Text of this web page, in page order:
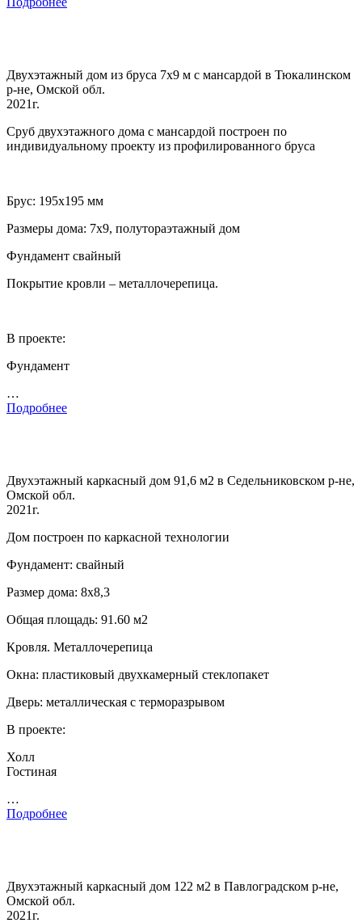
Двухэтажный дом из бруса 7х9 м с мансардой в Тюкалинском
р-не, Омской обл.
2021г.
Сруб двухэтажного дома с мансардой построен по
индивидуальному проекту из профилированного бруса
Брус: 195х195 мм
Размеры дома: 7х9, полутораэтажный дом
Фундамент свайный
Покрытие кровли – металлочерепица.
В проекте:
Фундамент
…
Подробнее
Двухэтажный каркасный дом 91,6 м2 в Седельниковском р-не,
Омской обл.
2021г.
Дом построен по каркасной технологии
Фундамент: свайный
Размер дома: 8х8,3
Общая площадь: 91.60 м2
Кровля. Металлочерепица
Окна: пластиковый двухкамерный стеклопакет
Дверь: металлическая с терморазрывом
В проекте:
Холл
Гостиная
…
Подробнее
Двухэтажный каркасный дом 122 м2 в Павлоградском р-не,
Омской обл.
2021г.